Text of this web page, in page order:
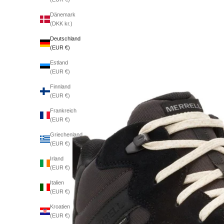
Dänemark
(DKK kr.)
Deutschland
(EUR €)
Estland
(EUR €)
Finnland
(EUR €)
Frankreich
(EUR €)
Griechenland
(EUR €)
Irland
(EUR €)
Italien
(EUR €)
Kroatien
(EUR €)